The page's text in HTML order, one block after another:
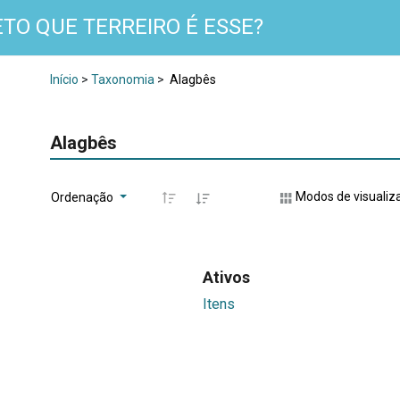
QUE TERREIRO É ESSE?
Início > Taxonomia > Alagbês
Alagbês
Ordenação Modos de
Ativos
Itens